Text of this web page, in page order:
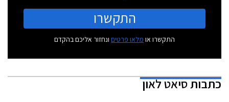
התקשרו
התקשרו או מלאו פרטים ונחזור אליכם בהקדם
כתבותסיאט לאון